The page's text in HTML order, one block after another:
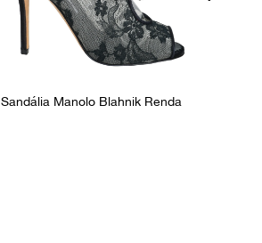
Sandália Manolo Blahnik Renda